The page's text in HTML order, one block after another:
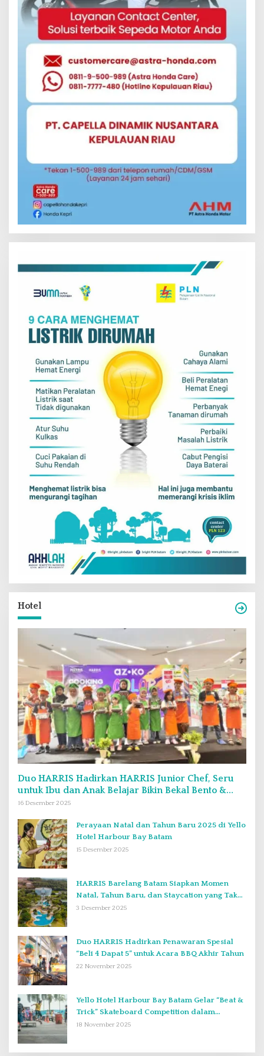
Hotel
Duo HARRIS Hadirkan HARRIS Junior Chef, Seru
untuk Ibu dan Anak Belajar Bikin Bekal Bento &
Kimbab
16 Desember 2025
Perayaan Natal dan Tahun Baru 2025 di Yello
Hotel Harbour Bay Batam
15 Desember 2025
HARRIS Barelang Batam Siapkan Momen
Natal, Tahun Baru, dan Staycation yang Tak
Terlupakan di Desember 2025
3 Desember 2025
Duo HARRIS Hadirkan Penawaran Spesial
“Beli 4 Dapat 5” untuk Acara BBQ Akhir Tahun
22 November 2025
Yello Hotel Harbour Bay Batam Gelar “Beat &
Trick” Skateboard Competition dalam
Perayaan Anniversary ke-2
18 November 2025